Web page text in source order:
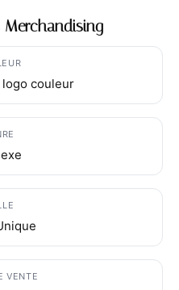
Merchandising
logo couleur
VENTE